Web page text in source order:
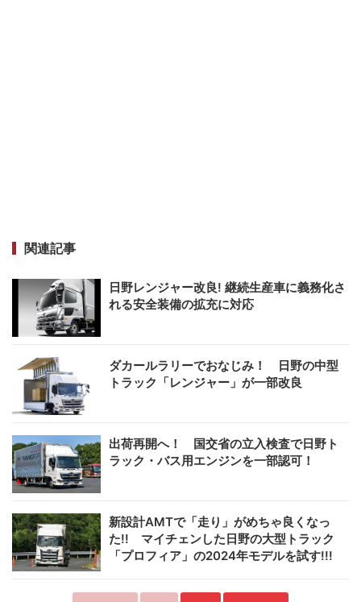
関連記事
日野レンジャー改良! 継続生産車に義務化さ
れる安全装備の拡充に対応
ダカールラリーでおなじみ！ 日野の中型
トラック「レンジャー」が一部改良
出荷再開へ！ 国交省の立入検査で日野ト
ラック・バス用エンジンを一部認可！
新設計AMTで「走り」がめちゃ良くなっ
た!! マイチェンした日野の大型トラック
「プロフィア」の2024年モデルを試す!!!